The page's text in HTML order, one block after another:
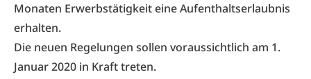
Monaten Erwerbstätigkeit eine Aufenthaltserlaubnis
erhalten.
Die neuen Regelungen sollen voraussichtlich am 1.
Januar 2020 in Kraft treten.